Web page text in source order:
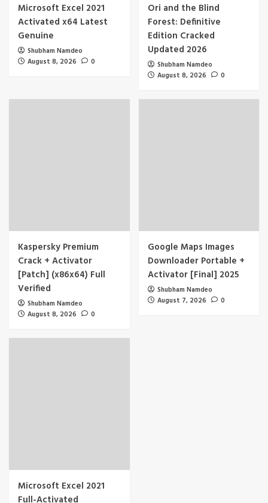
Microsoft Excel 2021
Activated x64 Latest
Genuine
Shubham Namdeo
August 8, 2026
0
Ori and the Blind
Forest: Definitive
Edition Cracked
Updated 2026
Shubham Namdeo
August 8, 2026
0
Kaspersky Premium
Crack + Activator
[Patch] (x86x64) Full
Verified
Shubham Namdeo
August 8, 2026
0
Google Maps Images
Downloader Portable +
Activator [Final] 2025
Shubham Namdeo
August 7, 2026
0
Microsoft Excel 2021
Full-Activated